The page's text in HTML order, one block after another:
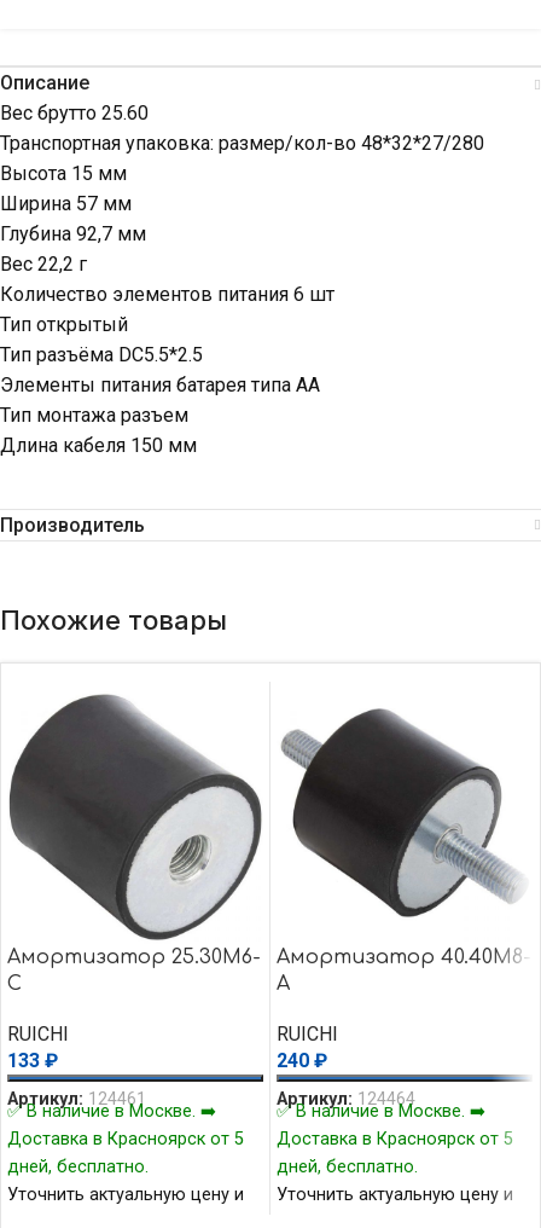
Описание
Вес брутто 25.60
Транспортная упаковка: размер/кол-во 48*32*27/280
Высота 15 мм
Ширина 57 мм
Глубина 92,7 мм
Вес 22,2 г
Количество элементов питания 6 шт
Тип открытый
Тип разъёма DC5.5*2.5
Элементы питания батарея типа AA
Тип монтажа разъем
Длина кабеля 150 мм
Производитель
Похожие товары
Амортизатор 25.30M6-
C
RUICHI
133 ₽
Артикул: 124461
✅ В наличие в Москве. ➡️
Доставка в Красноярск от 5
дней, бесплатно.
Уточнить актуальную цену и
Амортизатор 40.40M8-
А
RUICHI
240 ₽
Артикул: 124464
✅ В наличие в Москве. ➡️
Доставка в Красноярск от 5
дней, бесплатно.
Уточнить актуальную цену и